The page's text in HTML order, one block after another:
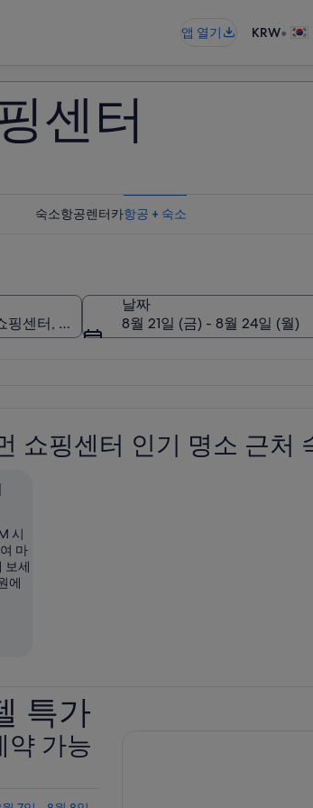
앱 열기 KRW•
센터
숙소항공렌터카항공 + 숙소
날짜
8월 21일 (금) - 8월 24일 (월)
쇼핑센터 인기 명소 근처
시
마
보세
에
특가
약 가능